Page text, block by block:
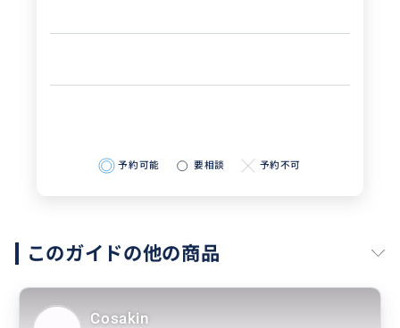
予約可能 要相談 予約不可
このガイドの他の商品
Cosakin